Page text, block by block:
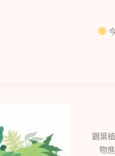
觀葉
物